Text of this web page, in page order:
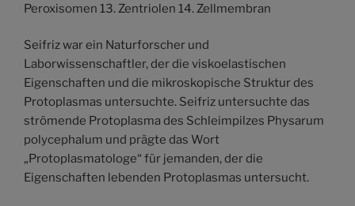
Peroxisomen 13. Zentriolen 14. Zellmembran
Seifriz war ein Naturforscher und
Laborwissenschaftler, der die viskoelastischen
Eigenschaften und die mikroskopische Struktur des
Protoplasmas untersuchte. Seifriz untersuchte das
strömende Protoplasma des Schleimpilzes Physarum
polycephalum und prägte das Wort
„Protoplasmatologe“ für jemanden, der die
Eigenschaften lebenden Protoplasmas untersucht.